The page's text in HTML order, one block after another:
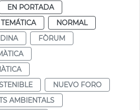
EN PORTADA
NORMAL
FÒRUM
NUEVO FORO
AMBIENTALS